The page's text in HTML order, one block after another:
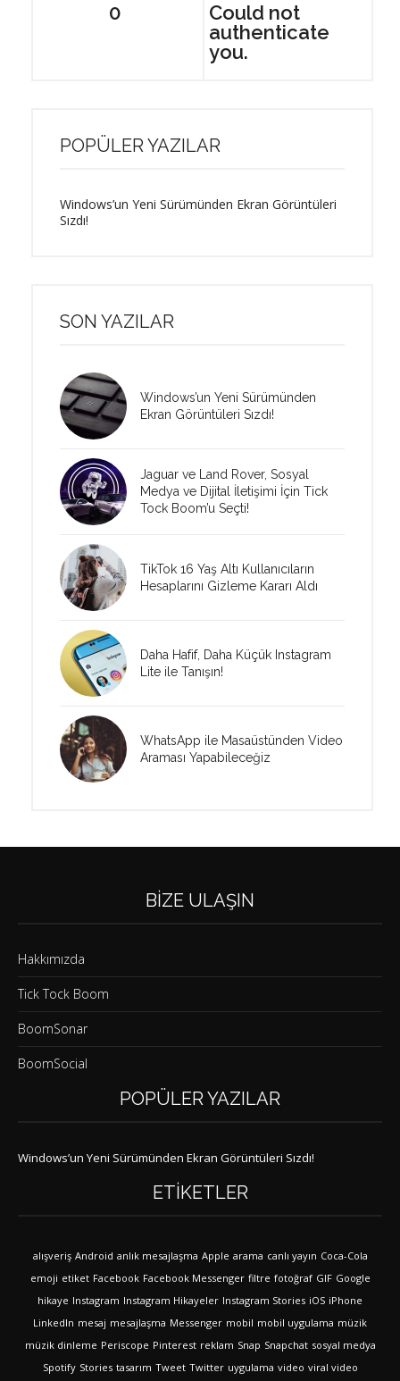
0
Could not
authenticate
you.
POPÜLER YAZILAR
Windows’un Yeni Sürümünden Ekran Görüntüleri
Sızdı!
SON YAZILAR
Windows’un Yeni Sürümünden
Ekran Görüntüleri Sızdı!
Jaguar ve Land Rover, Sosyal
Medya ve Dijital İletişimi İçin Tick
Tock Boom’u Seçti!
TikTok 16 Yaş Altı Kullanıcıların
Hesaplarını Gizleme Kararı Aldı
Daha Hafif, Daha Küçük Instagram
Lite ile Tanışın!
WhatsApp ile Masaüstünden Video
Araması Yapabileceğiz
BIZE ULAŞIN
Hakkımızda
Tick Tock Boom
BoomSonar
BoomSocial
POPÜLER YAZILAR
Windows’un Yeni Sürümünden Ekran Görüntüleri Sızdı!
ETIKETLER
alışveriş Android anlık mesajlaşma Apple arama canlı yayın Coca-Cola
emoji etiket Facebook Facebook Messenger filtre fotoğraf GIF Google
hikaye Instagram Instagram Hikayeler Instagram Stories iOS iPhone
LinkedIn mesaj mesajlaşma Messenger mobil mobil uygulama müzik
müzik dinleme Periscope Pinterest reklam Snap Snapchat sosyal medya
Spotify Stories tasarım Tweet Twitter uygulama video viral video